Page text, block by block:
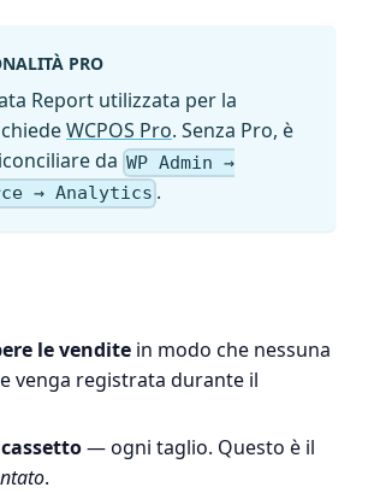
PRO
Report utilizzata per la
WCPOS Pro. Senza Pro, è
da WP Admin →
→ Analytics .
le vendite in modo che nessuna
venga registrata durante il
— ogni taglio. Questo è il
.